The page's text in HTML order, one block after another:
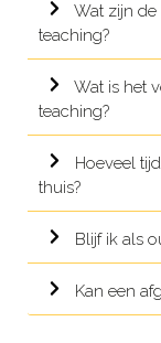
Wat zijn
teaching?
Wat is het
teaching?
Hoeveel
thuis?
Blijf ik als
Kan een